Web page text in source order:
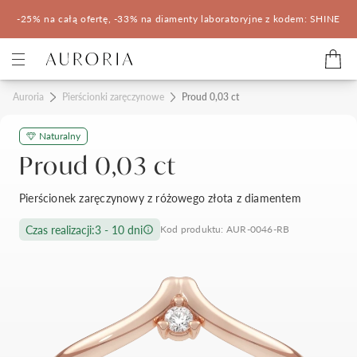
-25% na całą ofertę, -33% na diamenty laboratoryjne z kodem: SHINE
Kategorie
Pierścionki zaręczynowe
Pomocne
Konfigurator 3D
Salon Auroria Arkadia
Korzyści z zakupu
Auroria Pierścionki zaręczynowe Proud 0,03 ct
Naturalny
Proud 0,03 ct
Pierścionek zaręczynowy z różowego złota z diamentem
Czas realizacji:3 - 10 dni Kod produktu: AUR-0046-RB